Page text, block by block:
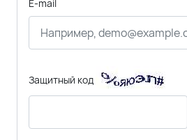
E-mail
Защитный код